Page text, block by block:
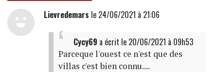
Lievredemars le 24/06/2021 à 21:06
Cycy69 a écrit le 20/06/2021 à 09h53
Parceque l'ouest ce n'est que des
villas c'est bien connu....